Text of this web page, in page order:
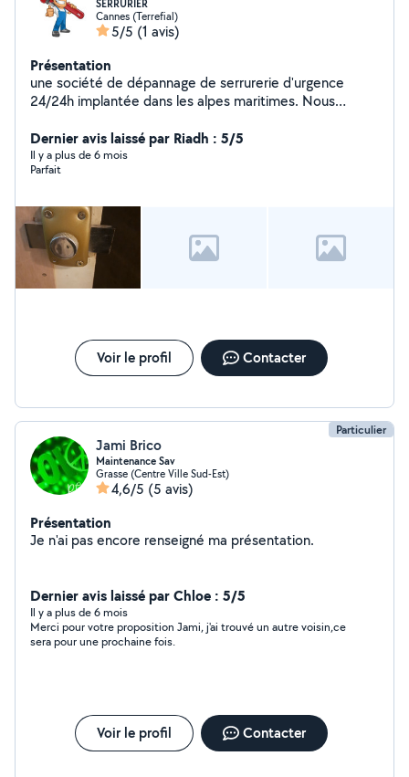
SERRURIER
Cannes (Terrefial)
5/5 (1 avis)
Présentation
une société de dépannage de serrurerie d'urgence
24/24h implantée dans les alpes maritimes. Nous
Cannes mais aussi dans toutes les communes alentours.
Serrurerie 06 est spécialisée dans l'ouverture de portes
blindées, simples claquées ou fermées à clé, dans le
verrous après un cambriolage ou une perte de clé ou
une clé cassée.
Dernier avis laissé par Riadh : 5/5
Il y a plus de 6 mois
Parfait
Voir le profil Contacter
Particulier
Jami Brico
Maintenance Sav
Grasse (Centre Ville Sud-Est)
4,6/5 (5 avis)
Présentation
Je n'ai pas encore renseigné ma présentation.
Dernier avis laissé par Chloe : 5/5
Il y a plus de 6 mois
Merci pour votre proposition Jami, j'ai trouvé un autre voisin,ce
sera pour une prochaine fois.
Voir le profil Contacter